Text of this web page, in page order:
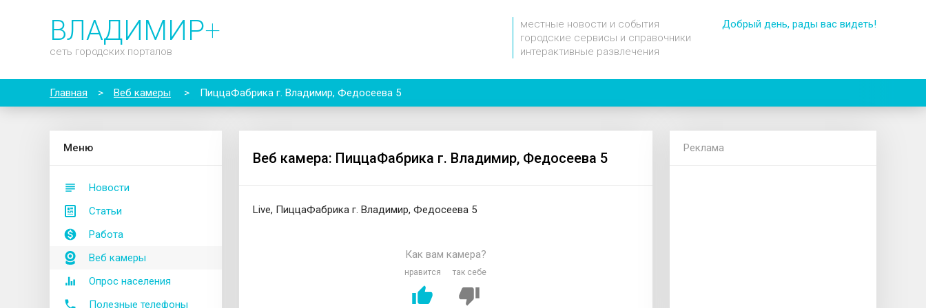
ВЛАДИМИР+
сеть городских порталов
местные новости и события
городские сервисы и справочники
интерактивные развлечения
Добрый день, рады вас видеть!
Главная > Веб камеры > ПиццаФабрика г. Владимир, Федосеева 5
Меню
Новости
Статьи
Работа
Веб камеры
Опрос населения
Полезные телефоны
Веб камера: ПиццаФабрика г. Владимир, Федосеева 5
Live, ПиццаФабрика г. Владимир, Федосеева 5
Как вам камера?
нравится так себе
Реклама